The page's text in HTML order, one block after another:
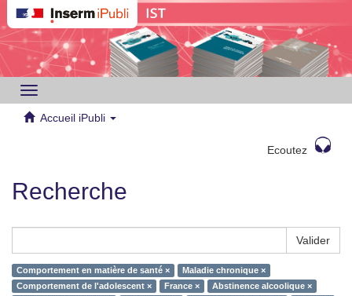
Toggle
navigation
Accueil iPubli
Ecoutez
Recherche
Valider
Comportement en matière de santé ×
Maladie chronique ×
Comportement de l'adolescent ×
France ×
Abstinence alcoolique ×